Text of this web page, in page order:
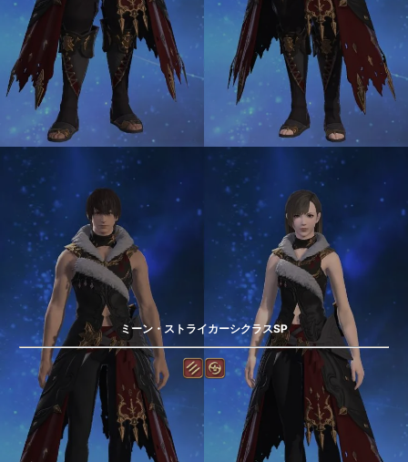
ミーン・ストライカーシクラスSP